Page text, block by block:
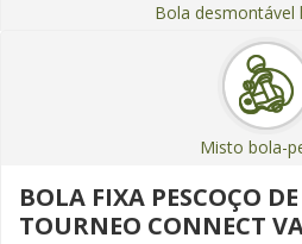
Bola desmontável
Misto bola-
BOLA FIXA PESCOÇO
TOURNEO CONNECT